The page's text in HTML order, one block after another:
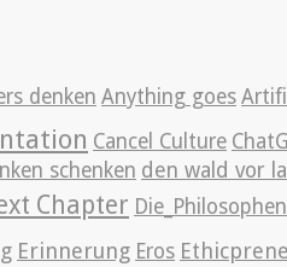
denken Anything goes
Cancel Culture
schenken den wald vor
Chapter
Erinnerung Eros